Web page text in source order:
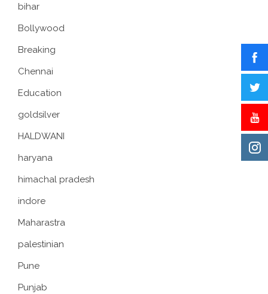
bihar
Bollywood
Breaking
Chennai
Education
goldsilver
HALDWANI
haryana
himachal pradesh
indore
Maharastra
palestinian
Pune
Punjab